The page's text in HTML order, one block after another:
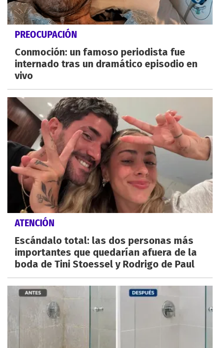
PREOCUPACIÓN
Conmoción: un famoso periodista fue
internado tras un dramático episodio en
vivo
ATENCIÓN
Escándalo total: las dos personas más
importantes que quedarían afuera de la
boda de Tini Stoessel y Rodrigo de Paul